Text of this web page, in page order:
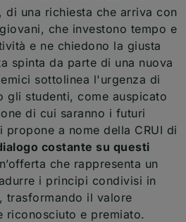
di una richiesta che arriva con
che investono tempo e
e ne chiedono la giusta
spinta da parte di una nuova
sottolinea l'urgenza di
gli studenti, come auspicato
di cui saranno i futuri
a nome della CRUI di
costante su questi
che rappresenta un
i principi condivisi in
trasformando il valore
riconosciuto e premiato.